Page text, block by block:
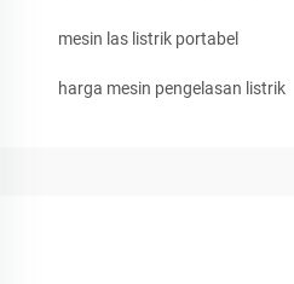
mesin las listrik portabel
harga mesin pengelasan listrik